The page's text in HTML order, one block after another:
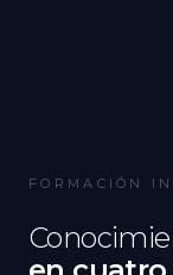
FORMACIÓN